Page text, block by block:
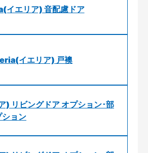
イエリア) 音配慮ドア
イエリア) 戸襖
) リビングドア オプション･部
ション